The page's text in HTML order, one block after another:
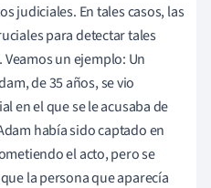
judiciales. En tales casos, las
para detectar tales
un ejemplo: Un
de 35 años, se vio
en el que se le acusaba de
había sido captado en
el acto, pero se
la persona que aparecía